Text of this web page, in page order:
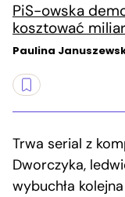
PiS-owska
kosztować
Paulina
Trwa serial z
Dworczyka,
wybuchła